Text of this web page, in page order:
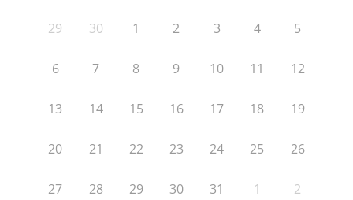
29 30 1 2 3 4 5
6 7 8 9 10 11 12
13 14 15 16 17 18 19
20 21 22 23 24 25 26
27 28 29 30 31 1 2